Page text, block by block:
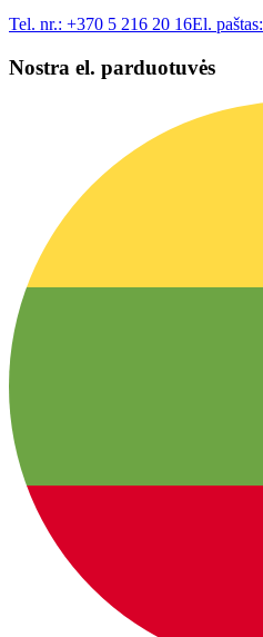
Tel. nr.: +370 5 216 20 16El. paštas:
Nostra el. parduotuvės